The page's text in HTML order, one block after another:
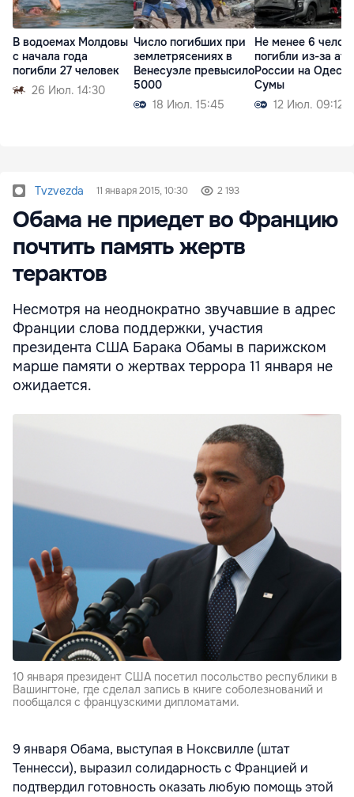
В водоемах Молдовы
с начала года
погибли 27 человек
26 Июл. 14:30
Число погибших при
землетрясениях в
Венесуэле превысило
5000
18 Июл. 15:45
Не менее 6
погибли из-за
России на
Сумы
12 Июл. 09:12
Tvzvezda 11 января 2015, 10:30 2 193
Обама не приедет во Францию
почтить память жертв
терактов
Несмотря на неоднократно звучавшие в адрес
Франции слова поддержки, участия
президента США Барака Обамы в парижском
марше памяти о жертвах террора 11 января не
ожидается.
10 января президент США посетил посольство республики в
Вашингтоне, где сделал запись в книге соболезнований и
пообщался с французскими дипломатами.
9 января Обама, выступая в Ноксвилле (штат
Теннесси), выразил солидарность с Францией и
подтвердил готовность оказать любую помощь этой